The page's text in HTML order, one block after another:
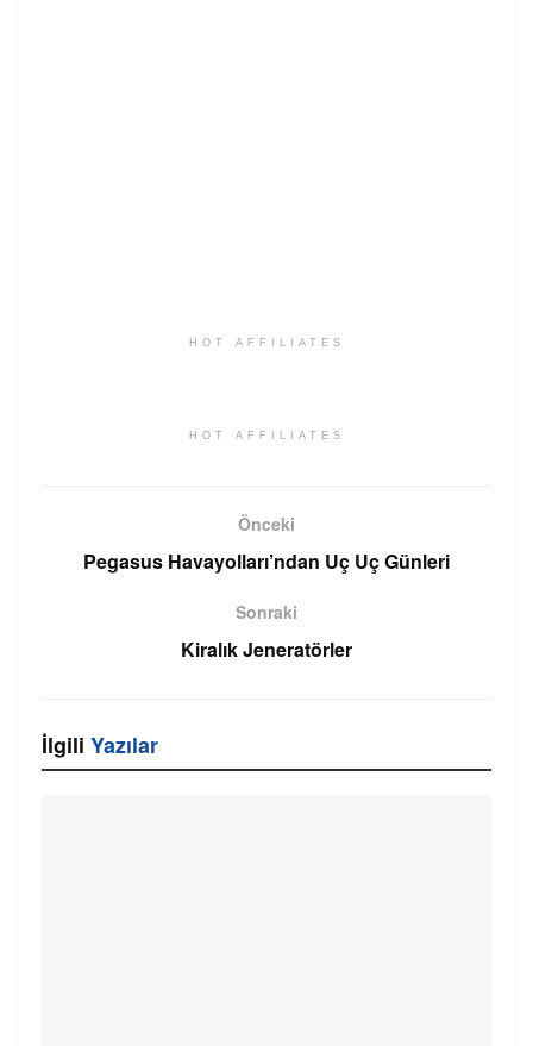
HOT AFFILIATES
HOT AFFILIATES
Önceki
Pegasus Havayolları’ndan Uç Uç Günleri
Sonraki
Kiralık Jeneratörler
İlgili Yazılar